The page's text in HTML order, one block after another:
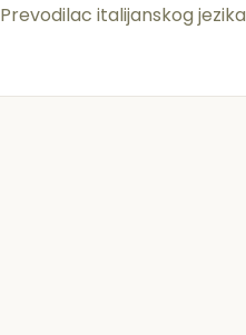
Prevodilac italijanskog jezika